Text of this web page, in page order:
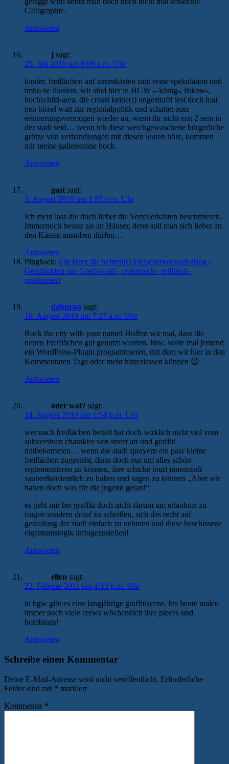
Calligraphie.
Antworten
j sagt:
25. Juli 2010 um 8:00 a.m. Uhr
kinder, freiflächen auf stromkästen sind reine spekulation und
imho ne illusion. wir sind hier in HGW – könig-, liskow-,
hochschild-area. die crosst keine(r) ungestraft! lest doch mal
nen bissel watt zur regionalpolitik und schaltet euer
erinnerungsvermögen wieder an, wenn ihr nicht erst 2 sem in
der stadt seid… wenn ich diese weichgewaschene bürgerliche
grütze von verhandlungen mit diesen leuten höre, kommen
mir meine gallensteine hoch.
Antworten
gast sagt:
3. August 2010 um 1:55 p.m. Uhr
Ich mein lass die doch lieber die Verteilerkästen beschmieren.
Immernoch besser als an Häuser, denn soll man sich lieber an
den Kästen austoben dürfen…
Antworten
Pingback: Ein Herz für Schmidt | Fleischervorstadt-Blog -
Geschichten aus Greifswald - polemisch - politisch -
positioniert
daburna sagt:
19. August 2010 um 7:27 a.m. Uhr
Rock the city with your name! Hoffen wir mal, dass die
neuen Freiflächen gut genutzt werden. Btw. sollte mal jemand
ein WordPress-Plugin programmieren, mit dem wir hier in den
Kommentaren Tags oder mehr hinterlassen können 😉
Antworten
oder wat? sagt:
24. August 2010 um 1:54 p.m. Uhr
wer nach freiflächen bettelt hat doch wirklich nicht viel vom
subversiven charakter von street art und graffiti
mitbekommen… wenn die stadt sprayern ein paar kleine
freiflächen zugesteht, dann doch nur um alles schön
reglementieren zu können, ihre schicke touri innenstadt
sauber&ordentlich zu halten und sagen zu können „Aber wir
haben doch was für die jugend getan!“
es geht mir bei graffiti doch nicht darum um erlaubnis zu
fragen sondern drauf zu scheißen, sich das recht auf
gestaltung der stadt einfach zu nehmen und diese beschissene
eigentumslogik infragezustellen!
Antworten
ellen sagt:
22. Februar 2011 um 4:13 p.m. Uhr
in hgw gibt es eine langjährige graffitiscene, bis heute malen
immer noch viele crews wöchentlich ihre pieces und
bombings!
Antworten
Schreibe einen Kommentar
Deine E-Mail-Adresse wird nicht veröffentlicht. Erforderliche
Felder sind mit * markiert
Kommentar *